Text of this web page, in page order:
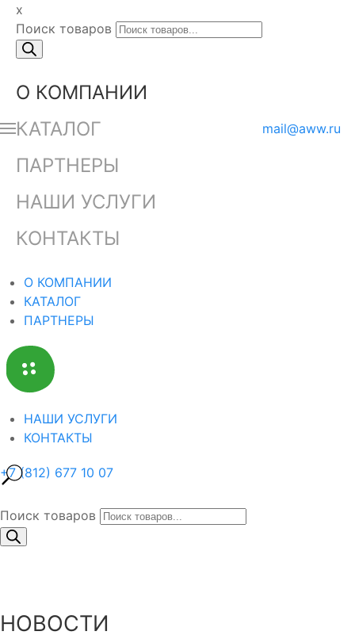
x
Поиск товаров
О КОМПАНИИ
КАТАЛОГ
ПАРТНЕРЫ
НАШИ УСЛУГИ
КОНТАКТЫ
mail@aww.ru
О КОМПАНИИ
КАТАЛОГ
ПАРТНЕРЫ
НАШИ УСЛУГИ
КОНТАКТЫ
+7 (812) 677 10 07
Поиск товаров
НОВОСТИ